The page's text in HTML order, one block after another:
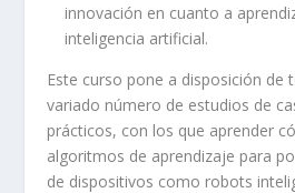
innovación en cuanto a
inteligencia artificial.
Este curso pone a disposición de
variado número de estudios de
prácticos, con los que aprender
algoritmos de aprendizaje para
de dispositivos como robots